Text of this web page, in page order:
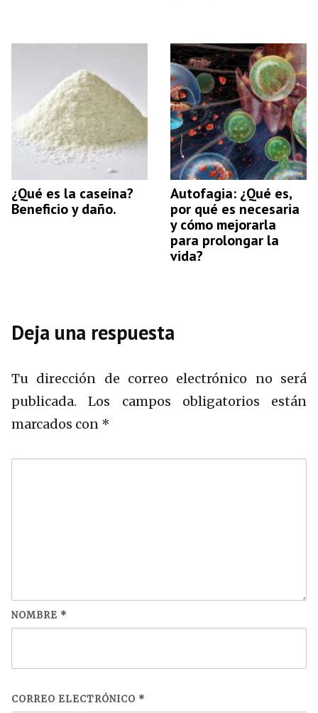
¿Qué es la caseína?
Beneficio y daño.
Autofagia: ¿Qué es,
por qué es necesaria
y cómo mejorarla
para prolongar la
vida?
Deja una respuesta
Tu dirección de correo electrónico no será
publicada.
Los campos obligatorios están
marcados con *
NOMBRE *
CORREO ELECTRÓNICO *